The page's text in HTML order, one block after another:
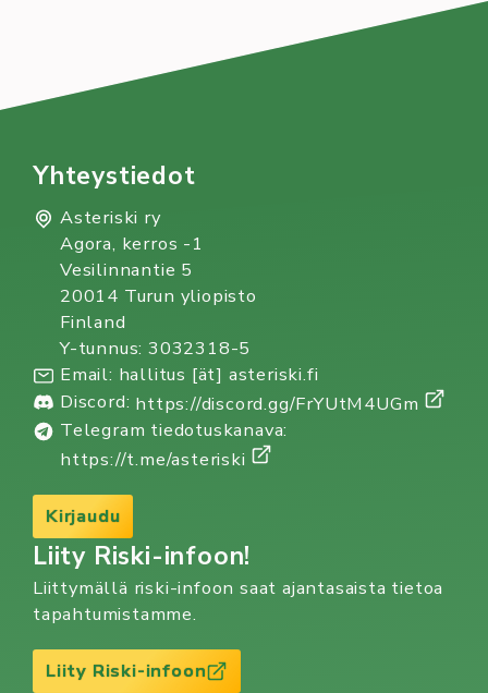
Yhteystiedot
Asteriski ry
Agora, kerros -1
Vesilinnantie 5
20014 Turun yliopisto
Finland
Y-tunnus: 3032318-5
Email: hallitus [ät] asteriski.fi
Discord: https://discord.gg/FrYUtM4UGm
Telegram tiedotuskanava:
https://t.me/asteriski
Kirjaudu
Liity Riski-infoon!
Liittymällä riski-infoon saat ajantasaista tietoa
tapahtumistamme.
Liity Riski-infoon